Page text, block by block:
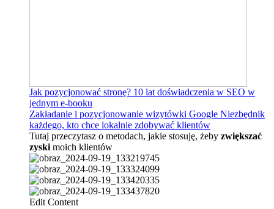
Jak pozycjonować stronę? 10 lat doświadczenia w SEO w
jednym e-booku
Zakładanie i pozycjonowanie wizytówki Google Niezbędnik
każdego, kto chce lokalnie zdobywać klientów
Tutaj przeczytasz o metodach, jakie stosuję, żeby zwiększać
zyski moich klientów
Edit Content